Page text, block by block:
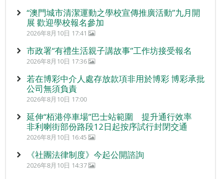
“澳門城市清潔運動之學校宣傳推廣活動”九月開
展 歡迎學校報名參加
2026年8月10日 17:41
市政署“有禮生活親子講故事”工作坊接受報名
2026年8月10日 17:36
若在博彩中介人處存放款項非用於博彩 博彩承批
公司無須負責
2026年8月10日 17:00
延伸“栢港停車場”巴士站範圍 提升通行效率
非利喇街部份路段12日起按序試行封閉交通
2026年8月10日 16:45
《社團法律制度》今起公開諮詢
2026年8月10日 14:37